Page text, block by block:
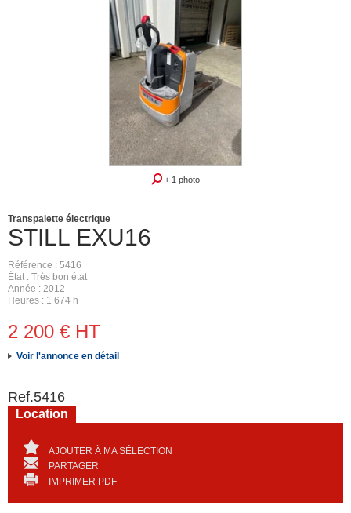
+ 1 photo
STILL EXU16
Transpalette électrique
Référence
5416
État
Très bon état
Année
2012
Heures
1 674 h
2 200 € HT
Voir l'annonce en détail
Ref.5416
Location
AJOUTER À MA SÉLECTION
PARTAGER
IMPRIMER PDF